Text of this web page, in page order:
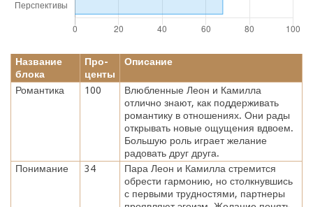
Название
блока
Про-
центы
Описание
Романтика 100
Влюбленные Леон и Камилла
отлично знают, как поддерживать
романтику в отношениях. Они рады
открывать новые ощущения вдвоем.
Большую роль играет желание
радовать друг друга.
Понимание
34
Пара Леон и Камилла стремится
обрести гармонию, но столкнувшись
с первыми трудностями, партнеры